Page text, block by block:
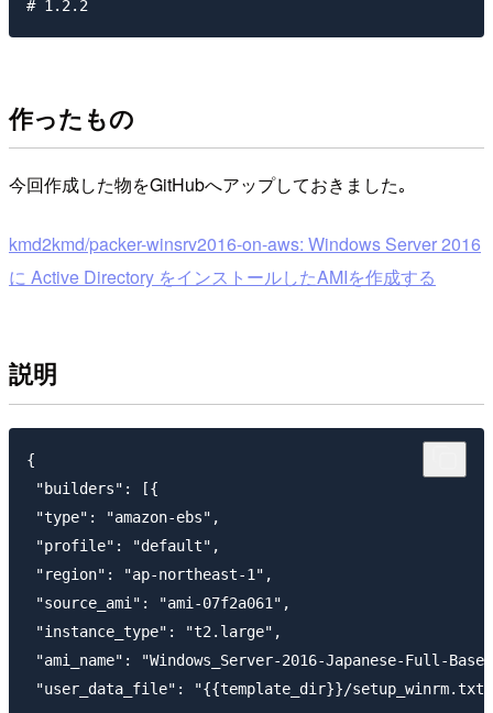
作ったもの
今回作成した物をGitHubへアップしておきました｡
kmd2kmd/packer-winsrv2016-on-aws: Windows Server 2016
に Active Directory をインストールしたAMIを作成する
説明
{
"builders": [{
"type": "amazon-ebs",
"profile": "default",
"region": "ap-northeast-1",
"source_ami": "ami-07f2a061",
"instance_type": "t2.large",
"ami_name": "Windows_Server-2016-Japanese-Full-
"user_data_file": "{{template_dir}}/